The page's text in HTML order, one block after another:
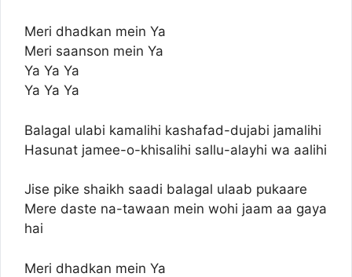
Meri dhadkan mein Ya
Meri saanson mein Ya
Ya Ya Ya
Ya Ya Ya
Balagal ulabi kamalihi kashafad-dujabi jamalihi
Hasunat jamee-o-khisalihi sallu-alayhi wa aalihi
Jise pike shaikh saadi balagal ulaab pukaare
Mere daste na-tawaan mein wohi jaam aa gaya
hai
Meri dhadkan mein Ya